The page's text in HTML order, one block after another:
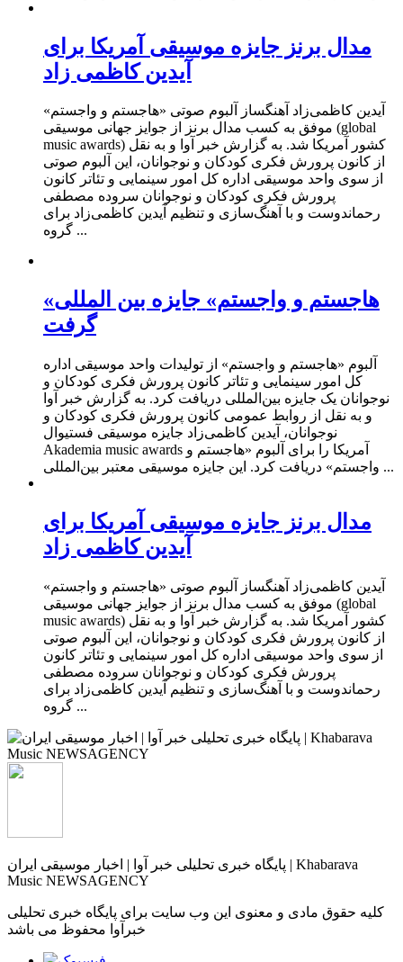
مدال برنز جایزه موسیقی آمریکا برای
آیدین کاظمی زاد
آیدین کاظمی‌زاد آهنگساز آلبوم صوتی «هاجستم و واجستم»
موفق به کسب مدال برنز از جوایز جهانی موسیقی (global
music awards) کشور آمریکا شد. به گزارش خبر آوا و به نقل
از کانون پرورش فکری کودکان و نوجوانان، این آلبوم صوتی
از سوی واحد موسیقی اداره‌ کل امور سینمایی و تئاتر کانون
پرورش فکری کودکان و نوجوانان سروده مصطفی
رحماندوست و با آهنگ‌سازی و تنظیم آیدین کاظمی‌زاد برای
گروه ...
«هاجستم و واجستم» جایزه بین المللی
گرفت
آلبوم «هاجستم و واجستم» از تولیدات واحد موسیقی اداره
‌کل امور سینمایی و تئاتر کانون پرورش فکری کودکان و
نوجوانان یک جایزه بین‌المللی دریافت کرد. به گزارش خبر آوا
و به نقل از روابط‌ عمومی کانون پرورش فکری کودکان و
نوجوانان، آیدین کاظمی‌زاد جایزه موسیقی فستیوال
Akademia music awards آمریکا را برای آلبوم «هاجستم و
واجستم» دریافت کرد. این جایزه موسیقی معتبر بین‌المللی ...
مدال برنز جایزه موسیقی آمریکا برای
آیدین کاظمی زاد
آیدین کاظمی‌زاد آهنگساز آلبوم صوتی «هاجستم و واجستم»
موفق به کسب مدال برنز از جوایز جهانی موسیقی (global
music awards) کشور آمریکا شد. به گزارش خبر آوا و به نقل
از کانون پرورش فکری کودکان و نوجوانان، این آلبوم صوتی
از سوی واحد موسیقی اداره‌ کل امور سینمایی و تئاتر کانون
پرورش فکری کودکان و نوجوانان سروده مصطفی
رحماندوست و با آهنگ‌سازی و تنظیم آیدین کاظمی‌زاد برای
گروه ...
پایگاه خبری تحلیلی خبر آوا | اخبار موسیقی ایران | Khabarava
Music NEWSAGENCY
کلیه حقوق مادی و معنوی این وب سایت برای پایگاه خبری تحلیلی
خبرآوا محفوظ می باشد